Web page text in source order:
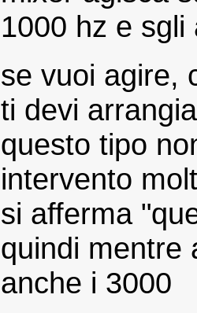
1000 hz e sgli
se vuoi agire,
ti devi
questo tipo
intervento
si afferma
quindi mentre
anche i 3000